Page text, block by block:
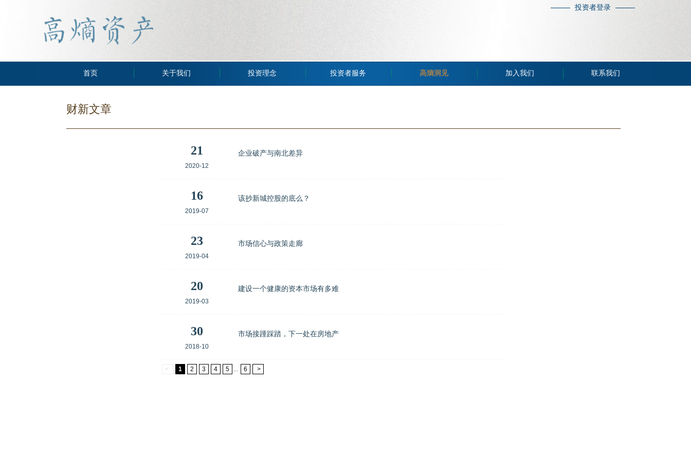
投资者登录
首页 关于我们 投资理念 投资者服务 高熵洞见 加入我们 联系我们
财新文章
21
2020-12
企业破产与南北差异
16
2019-07
该抄新城控股的底么？
23
2019-04
市场信心与政策走廊
20
2019-03
建设一个健康的资本市场有多难
30
2018-10
市场接踵踩踏，下一处在房地产
< 1 2 3 4 5 ... 6 >